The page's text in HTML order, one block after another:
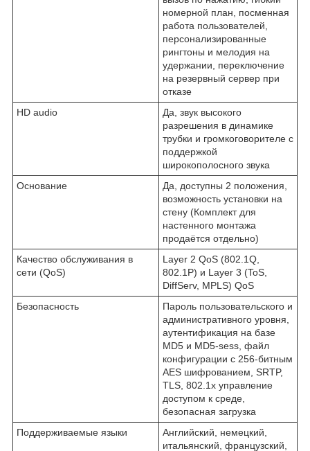
номерной план, посменная
работа пользователей,
персонализированные
рингтоны и мелодия на
удержании, переключение
на резервный сервер при
отказе
HD audio
Да, звук высокого
разрешения в динамике
трубки и громкоговорителе с
поддержкой
широкополосного звука
Основание
Да, доступны 2 положения,
возможность установки на
стену (Комплект для
настенного монтажа
продаётся отдельно)
Качество обслуживания в
сети (QoS)
Layer 2 QoS (802.1Q,
802.1P) и Layer 3 (ToS,
DiffServ, MPLS) QoS
Безопасность
Пароль пользовательского и
административного уровня,
аутентификация на базе
MD5 и MD5-sess, файл
конфигурации с 256-битным
AES шифрованием, SRTP,
TLS, 802.1x управление
доступом к среде,
безопасная загрузка
Поддерживаемые языки
Английский, немецкий,
итальянский, французский,